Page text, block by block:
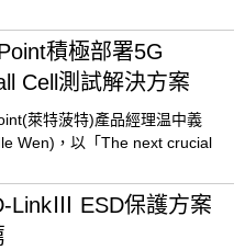
積極部署5G
Cell測試解決方案
萊特菠特)產品經理温中義
Wen)，以「The next crucial
LinkⅢ ESD保護方案